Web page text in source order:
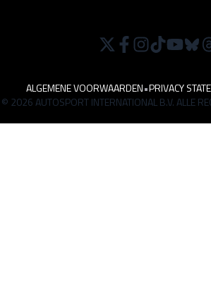
ALGEMENE VOORWAARDEN•PRIVACY
© 2026 AUTOSPORT INTERNATIONAL B.V. ALLE